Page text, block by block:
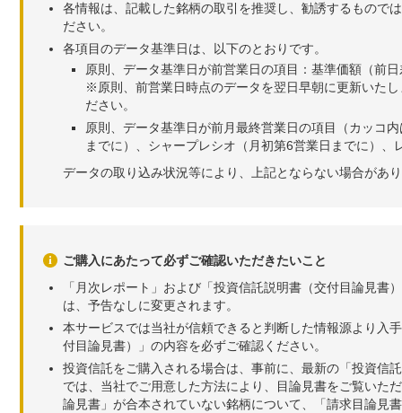
各情報は、記載した銘柄の取引を推奨し、勧誘するもので
ださい。
各項目のデータ基準日は、以下のとおりです。
原則、データ基準日が前営業日の項目：基準価額（前
※原則、前営業日時点のデータを翌日早朝に更新いた
ださい。
原則、データ基準日が前月最終営業日の項目（カッコ
までに）、シャープレシオ（月初第6営業日までに）
データの取り込み状況等により、上記とならない場合があ
ご購入にあたって必ずご確認いただきたいこと
「月次レポート」および「投資信託説明書（交付目論見
は、予告なしに変更されます。
本サービスでは当社が信頼できると判断した情報源より入
付目論見書）」の内容を必ずご確認ください。
投資信託をご購入される場合は、事前に、最新の「投資信
では、当社でご用意した方法により、目論見書をご覧いた
論見書」が合本されていない銘柄について、「請求目論見